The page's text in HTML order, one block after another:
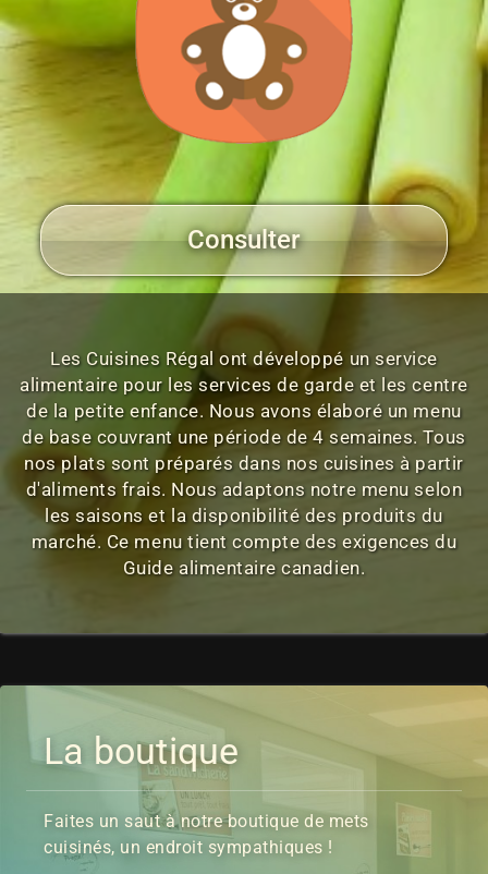
Consulter
Les Cuisines Régal ont développé un service
alimentaire pour les services de garde et les centre
de la petite enfance. Nous avons élaboré un menu
de base couvrant une période de 4 semaines. Tous
nos plats sont préparés dans nos cuisines à partir
d'aliments frais. Nous adaptons notre menu selon
les saisons et la disponibilité des produits du
marché. Ce menu tient compte des exigences du
Guide alimentaire canadien.
La boutique
Faites un saut à notre boutique de mets
cuisinés, un endroit sympathiques !